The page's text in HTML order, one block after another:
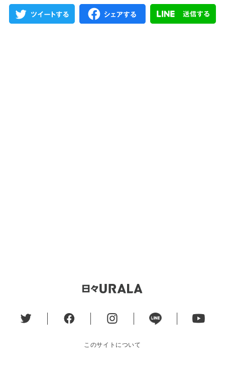
このサイトについて